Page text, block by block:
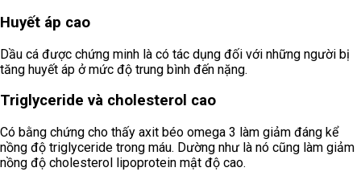
Huyết áp cao
Dầu cá được chứng minh là có tác dụng đối với những người bị
tăng huyết áp ở mức độ trung bình đến nặng.
Triglyceride và cholesterol cao
Có bằng chứng cho thấy axit béo omega 3 làm giảm đáng kể
nồng độ triglyceride trong máu. Dường như là nó cũng làm giảm
nồng độ cholesterol lipoprotein mật độ cao.